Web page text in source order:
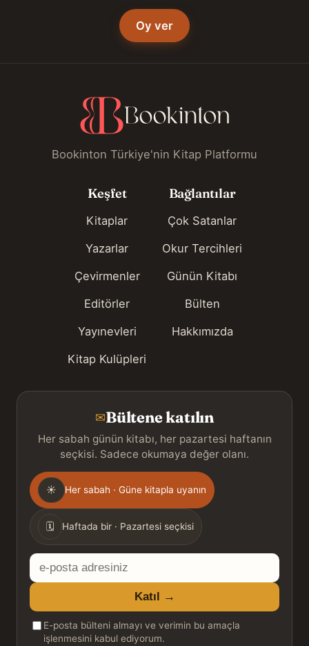
Oy ver
Bookinton Türkiye'nin Kitap Platformu
Keşfet
Kitaplar
Yazarlar
Çevirmenler
Editörler
Yayınevleri
Kitap Kulüpleri
Bağlantılar
Çok Satanlar
Okur Tercihleri
Günün Kitabı
Bülten
Hakkımızda
✉Bültene katılın
Her sabah günün kitabı, her pazartesi haftanın
seçkisi. Sadece okumaya değer olanı.
Gönderim
sıklığı
☀ Her sabah · Güne kitapla uyanın
🗓 Haftada bir · Pazartesi seçkisi
E-
posta
adresiniz
Katıl →
E-posta bülteni almayı ve verimin bu amaçla
işlenmesini kabul ediyorum.